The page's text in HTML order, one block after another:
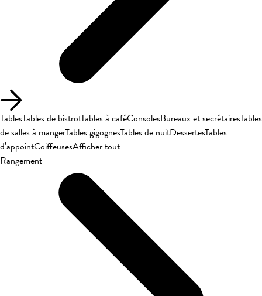
TablesTables de bistrotTables à caféConsolesBureaux et secrétairesTables
de salles à mangerTables gigognesTables de nuitDessertesTables
d’appointCoiffeusesAfficher tout
Rangement